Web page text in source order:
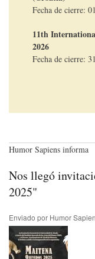
Fecha de cierre:
11th
2026
Fecha de cierre:
Humor Sapiens informa
Nos llegó
2025"
Enviado por Humor